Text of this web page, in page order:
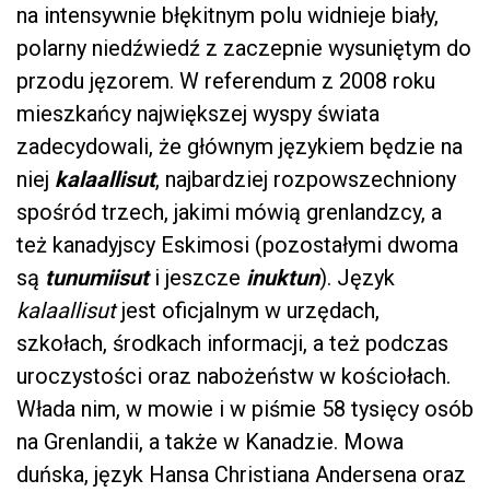
na intensywnie błękitnym polu widnieje biały,
polarny niedźwiedź z zaczepnie wysuniętym do
przodu jęzorem. W referendum z 2008 roku
mieszkańcy największej wyspy świata
zadecydowali, że głównym językiem będzie na
niej kalaallisut, najbardziej rozpowszechniony
spośród trzech, jakimi mówią grenlandzcy, a
też kanadyjscy Eskimosi (pozostałymi dwoma
są tunumiisut i jeszcze inuktun). Język
kalaallisutjest oficjalnym w urzędach,
szkołach, środkach informacji, a też podczas
uroczystości oraz nabożeństw w kościołach.
Włada nim, w mowie i w piśmie 58 tysięcy osób
na Grenlandii, a także w Kanadzie. Mowa
duńska, język Hansa Christiana Andersena oraz